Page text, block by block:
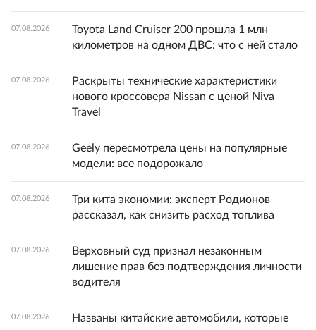
07.08.2026
Toyota Land Cruiser 200 прошла 1 млн
километров на одном ДВС: что с ней стало
07.08.2026
Раскрыты технические характеристики
нового кроссовера Nissan с ценой Niva
Travel
07.08.2026
Geely пересмотрела цены на популярные
модели: все подорожало
07.08.2026
Три кита экономии: эксперт Родионов
рассказал, как снизить расход топлива
07.08.2026
Верховный суд признал незаконным
лишение прав без подтверждения личности
водителя
07.08.2026
Названы китайские автомобили, которые